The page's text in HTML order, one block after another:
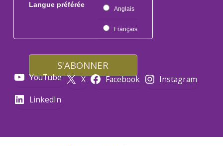
Langue préférée
Anglais
Français
YouTube X Facebook
Instagram
LinkedIn